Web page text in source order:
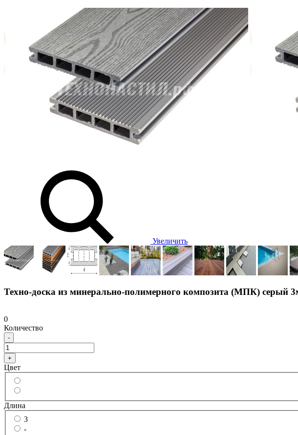
Увеличить
Техно-доска из минерально-полимерного композита (МПК) серый
0
Количество
-
+
Цвет
Длина
3
-